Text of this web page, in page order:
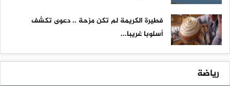
فطيرة الكريمة لم تكن مزحة .. دعوى تكشف
أسلوبا غريبا...
رياضة